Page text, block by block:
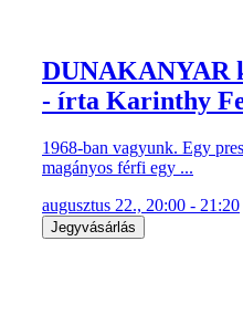
DUNAKANYAR
- írta Karinthy
1968-ban vagyunk. Egy
magányos férfi egy ...
augusztus 22., 20:00 - 21:20
Jegyvásárlás